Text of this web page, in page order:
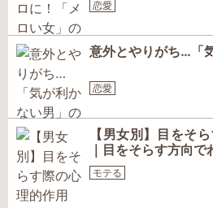
恋愛
意外とやりがち…「
恋愛
【男女別】目をそ
｜目をそらす方向
モテる